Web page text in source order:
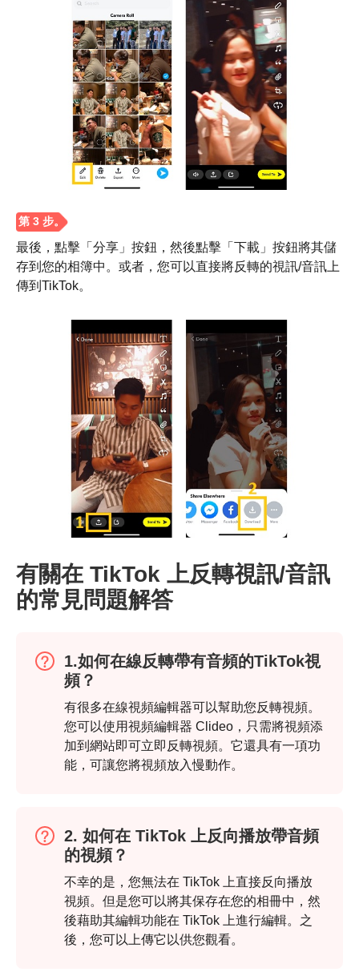
步驟1。
最後，點擊「分享」按鈕，然後點擊「下載」按鈕將其儲
存到您的相簿中。或者，您可以直接將反轉的視訊/音訊上
傳到TikTok。
有關在 TikTok 上反轉視訊/音訊
的常見問題解答
1.如何在線反轉帶有音頻的TikTok視
頻？
有很多在線視頻編輯器可以幫助您反轉視頻。
您可以使用視頻編輯器 Clideo，只需將視頻添
加到網站即可立即反轉視頻。它還具有一項功
能，可讓您將視頻放入慢動作。
2. 如何在 TikTok 上反向播放帶音頻
的視頻？
不幸的是，您無法在 TikTok 上直接反向播放
視頻。但是您可以將其保存在您的相冊中，然
後藉助其編輯功能在 TikTok 上進行編輯。之
後，您可以上傳它以供您觀看。